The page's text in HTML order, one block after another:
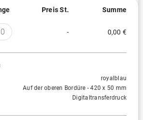
Preis St. Summe
- 0,00 €
royalblau
Auf der oberen Bordüre - 420 x 50 mm
Digitaltransferdruck